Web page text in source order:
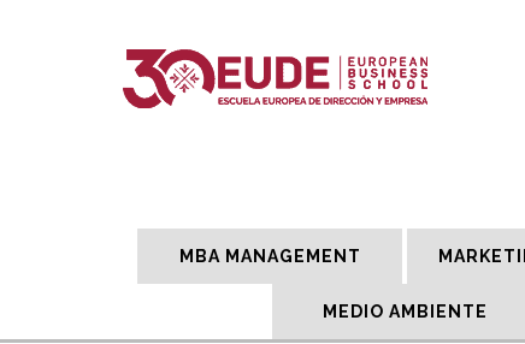
MBA MANAGEMENT
MEDIO AMBIENTE